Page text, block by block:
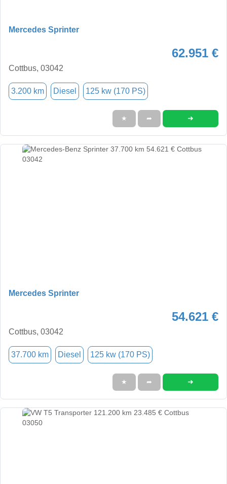
Mercedes Sprinter
62.951 €
Cottbus, 03042
3.200 km Diesel 125 kw (170 PS)
★ ➦ ➜
Mercedes Sprinter
54.621 €
Cottbus, 03042
37.700 km Diesel 125 kw (170 PS)
★ ➦ ➜